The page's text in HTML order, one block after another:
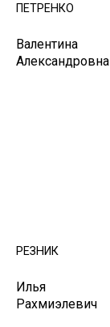
ПЕТРЕНКО
Валентина
Александровна
РЕЗНИК
Илья
Рахмиэлевич